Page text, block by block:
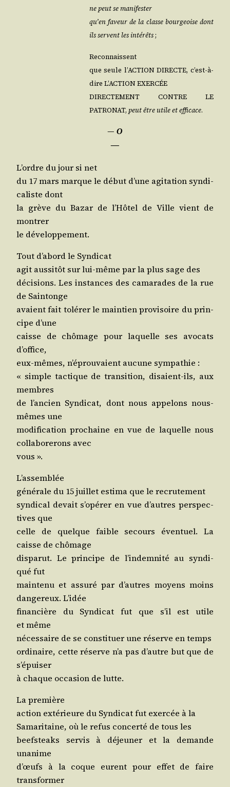
ne peut se manifester
qu’en faveur de la classe bour­geoise dont
ils servent les inté­rêts;
Reconnaissent
que seule l’AC­TION DIRECTE, c’est-à-
dire L’ACTION EXERCÉE
DIRECTEMENT CONTRE LE
PATRONAT, peut être utile et effi­cace.
― O
―
L’ordre du jour si net
du 17 mars marque le début d’une agi­ta­tion syn­di­
ca­liste dont
la grève du Bazar de l’Hô­tel de Ville vient de
montrer
le développement.
Tout d’a­bord le Syndicat
agit aus­si­tôt sur lui-même par la plus sage des
déci­sions. Les ins­tances des cama­rades de la rue
de Saintonge
avaient fait tolé­rer le main­tien pro­vi­soire du prin­
cipe d’une
caisse de chô­mage pour laquelle ses avo­cats
d’office,
eux-mêmes, n’é­prou­vaient aucune sympathie :
« simple tac­tique de tran­si­tion, disaient-ils, aux
membres
de l’an­cien Syn­di­cat, dont nous appe­lons nous-
mêmes une
modi­fi­ca­tion pro­chaine en vue de laquelle nous
col­la­bo­re­rons avec
vous ».
L’assemblée
géné­rale du 15 juillet esti­ma que le recrutement
syn­di­cal devait s’o­pé­rer en vue d’autres pers­pec­
tives que
celle de quelque faible secours éven­tuel. La
caisse de chômage
dis­pa­rut. Le prin­cipe de l’in­dem­ni­té au syn­di­
qué fut
main­te­nu et assu­ré par d’autres moyens moins
dan­ge­reux. L’idée
finan­cière du Syn­di­cat fut que s’il est utile
et même
néces­saire de se consti­tuer une réserve en temps
ordi­naire, cette réserve n’a pas d’autre but que de
s’épuiser
à chaque occa­sion de lutte.
La première
action exté­rieure du Syn­di­cat fut exer­cée à la
Sama­ri­taine, où le refus concer­té de tous les
beef­steaks ser­vis à déjeu­ner et la demande
unanime
d’œufs à la coque eurent pour effet de faire
transformer